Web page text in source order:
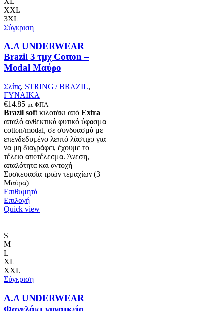
επιλεγούν
σελίδα
του
προϊόντος
XXL
3XL
Σύγκριση
Α.A UNDERWEAR
Brazil 3 τμχ Cotton –
Modal Μαύρο
Σλίπς, STRING / BRAZIL,
ΓΥΝΑΙΚΑ
€14.85 με ΦΠΑ
Brazil soft κιλοτάκι από Extra
απαλό ανθεκτικό φυτικό ύφασμα
cotton/modal, σε συνδυασμό με
επενδεδυμένο λεπτό λάστιχο για
να μη διαγράφει, έχουμε το
τέλειο αποτέλεσμα. Άνεση,
απαλότητα και αντοχή.
Συσκευασία τριών τεμαχίων (3
Μαύρα)
Επιθυμητό
ΕπιλογήΑυτό
το
να
στη
σελίδα
Quick view
S
M
L
XL
XXL
Σύγκριση
Α.A UNDERWEAR
Φανελάκι γυναικείο